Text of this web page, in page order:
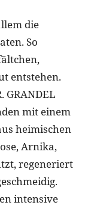
die
So
entstehen.
GRANDEL
mit einem
heimischen
Arnika,
regeneriert
intensive